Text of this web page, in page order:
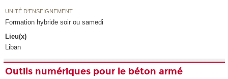
UNITÉ D’ENSEIGNEMENT
Formation hybride soir ou samedi
Lieu(x)
Liban
Outils numériques pour le béton armé